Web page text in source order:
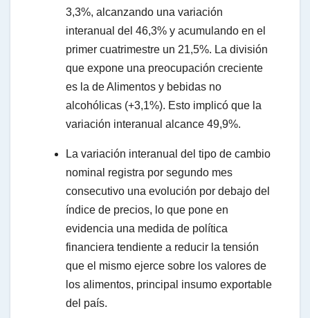
3,3%, alcanzando una variación
interanual del 46,3% y acumulando en el
primer cuatrimestre un 21,5%. La división
que expone una preocupación creciente
es la de Alimentos y bebidas no
alcohólicas (+3,1%). Esto implicó que la
variación interanual alcance 49,9%.
La variación interanual del tipo de cambio
nominal registra por segundo mes
consecutivo una evolución por debajo del
índice de precios, lo que pone en
evidencia una medida de política
financiera tendiente a reducir la tensión
que el mismo ejerce sobre los valores de
los alimentos, principal insumo exportable
del país.